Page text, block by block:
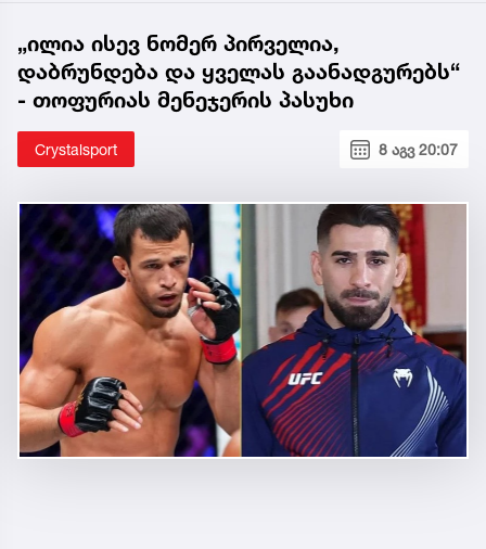
„ილია ისევ ნომერ პირველია,
დაბრუნდება და ყველას გაანადგურებს“
- თოფურიას მენეჯერის პასუხი
Crystalsport 8 აგვ 20:07